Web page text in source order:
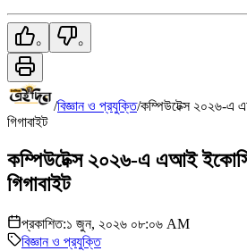
০ ০
/বিজ্ঞান ও প্রযুক্তি/কম্পিউটেক্স ২০২৬-এ
গিগাবাইট
কম্পিউটেক্স ২০২৬-এ এআই
গিগাবাইট
প্রকাশিত:১ জুন, ২০২৬ ০৮:০৬ AM
বিজ্ঞান ও প্রযুক্তি